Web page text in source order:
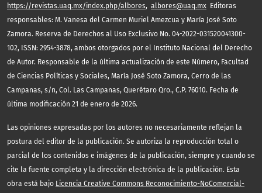
https://revistas.uaq.mx/index.php/albores, albores@uaq.mx Editoras
responsables: M. Vanesa del Carmen Muriel Amezcua y María José Soto
Zamora. Reserva de Derechos al Uso Exclusivo No. 04-2022-031520041300-
102, ISSN: 2954-3878, ambos otorgados por el Instituto Nacional del Derecho
de Autor. Responsable de la última actualización de este Número, Facultad
de Ciencias Políticas y Sociales, María José Soto Zamora, Cerro de las
Campanas, s/n, Col. Las Campanas, Querétaro Qro., C.P. 76010. Fecha de
última modificación 21 de enero de 2026.
Las opiniones expresadas por los autores no necesariamente reflejan la
postura del editor de la publicación. Se autoriza la reproducción total o
parcial de los contenidos e imágenes de la publicación, siempre y cuando se
cite la fuente completa y la dirección electrónica de la publicación. Esta
obra está bajo Licencia Creative Commons Reconocimiento-NoComercial-